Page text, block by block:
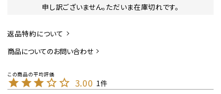
申し訳ございません。ただいま在庫切れです。
返品特約について
商品についてのお問い合わせ
3.00 1